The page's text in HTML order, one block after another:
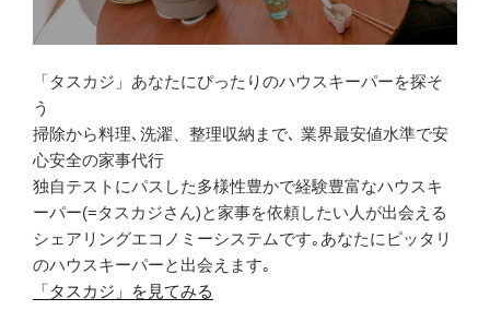
「タスカジ」あなたにぴったりのハウスキーパーを探そ
う
掃除から料理､洗濯、整理収納まで､ 業界最安値水準で安
心安全の家事代行
独自テストにパスした多様性豊かで経験豊富なハウスキ
ーパー(=タスカジさん)と家事を依頼したい人が出会える
シェアリングエコノミーシステムです｡あなたにピッタリ
のハウスキーパーと出会えます｡
「タスカジ」を見てみる